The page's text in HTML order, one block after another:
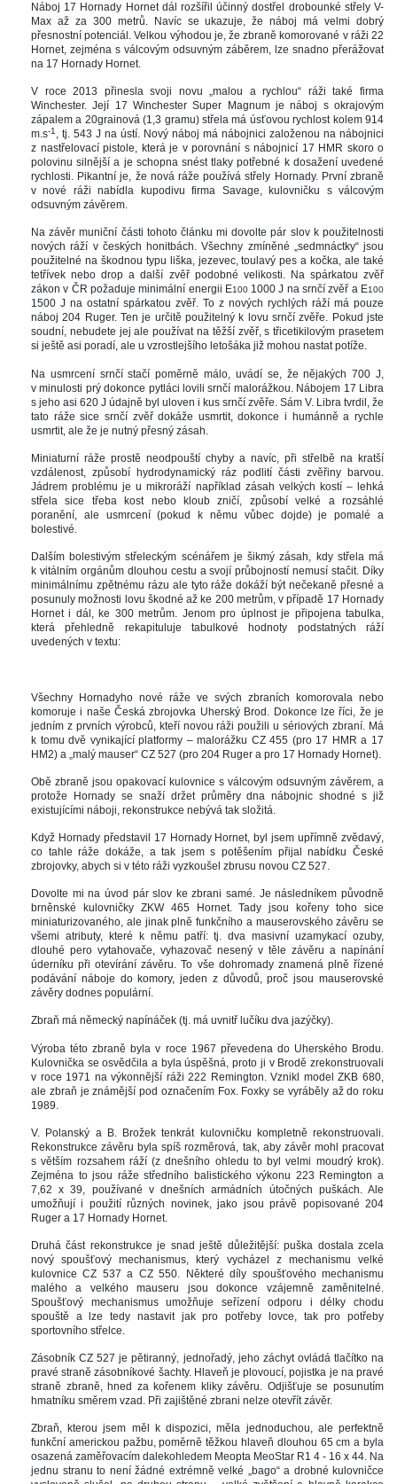
Náboj 17 Hornady Hornet dál rozšířil účinný dostřel drobounké střely V-
Max až za 300 metrů. Navíc se ukazuje, že náboj má velmi dobrý
přesnostní potenciál. Velkou výhodou je, že zbraně komorované v ráži 22
Hornet, zejména s válcovým odsuvným záběrem, lze snadno přerážovat
na 17 Hornady Hornet.
V roce 2013 přinesla svoji novu „malou a rychlou“ ráži také firma
Winchester. Její 17 Winchester Super Magnum je náboj s okrajovým
zápalem a 20grainová (1,3 gramu) střela má úsťovou rychlost kolem 914
m.-1, tj. 543 J na ústí. Nový náboj má nábojnici založenou na nábojnici
z nastřelovací pistole, která je v porovnání s nábojnicí 17 HMR skoro o
polovinu silnější a je schopna snést tlaky potřebné k dosažení uvedené
rychlosti. Pikantní je, že nová ráže používá střely Hornady. První zbraně
v nové ráži nabídla kupodivu firma Savage, kulovničku s válcovým
odsuvným závěrem.
Na závěr muniční části tohoto článku mi dovolte pár slov k použitelnosti
nových ráží v českých honitbách. Všechny zmíněné „sedmnáctky“ jsou
použitelné na škodnou typu liška, jezevec, toulavý pes a kočka, ale také
tetřívek nebo drop a další zvěř podobné velikosti. Na spárkatou zvěř
zákon v ČR požaduje minimální energii E100 1000 J na srnčí zvěř a E100
1500 J na ostatní spárkatou zvěř. To z nových rychlých ráží má pouze
náboj 204 Ruger. Ten je určitě použitelný k lovu srnčí zvěře. Pokud jste
oudní, nebudete jej ale používat na těžší zvěř, s třicetikilovým prasetem
i ještě asi poradí, ale u vzrostlejšího letošáka již mohou nastat potíže.
Na usmrcení srnčí stačí poměrně málo, uvádí se, že nějakých 700 J,
v minulosti prý dokonce pytláci lovili srnčí malorážkou. Nábojem 17 Libra
jeho asi 620 J údajně byl uloven i kus srnčí zvěře. Sám V. Libra tvrdil, že
tato ráže sice srnčí zvěř dokáže usmrtit, dokonce i humánně a rychle
usmrtit, ale že je nutný přesný zásah.
Miniaturní ráže prostě neodpouští chyby a navíc, při střelbě na kratší
vzdálenost, způsobí hydrodynamický ráz podlití části zvěřiny barvou.
Jádrem problému je u mikroráží například zásah velkých kostí – lehká
třela sice třeba kost nebo kloub zničí, způsobí velké a rozsáhlé
poranění, ale usmrcení (pokud k němu vůbec dojde) je pomalé a
bolestivé.
Dalším bolestivým střeleckým scénářem je šikmý zásah, kdy střela má
k vitálním orgánům dlouhou cestu a svojí průbojností nemusí stačit. Díky
minimálnímu zpětnému rázu ale tyto ráže dokáží být nečekaně přesné a
posunuly možnosti lovu škodné až ke 200 metrům, v případě 17 Hornady
Hornet i dál, ke 300 metrům. Jenom pro úplnost je připojena tabulka,
která přehledně rekapituluje tabulkové hodnoty podstatných ráží
uvedených v textu:
Všechny Hornadyho nové ráže ve svých zbraních komorovala nebo
komoruje i naše Česká zbrojovka Uherský Brod. Dokonce lze říci, že je
jedním z prvních výrobců, kteří novou ráži použili u sériových zbraní. Má
k tomu dvě vynikající platformy – malorážku CZ 455 (pro 17 HMR a 17
HM2) a „malý mauser“ CZ 527 (pro 204 Ruger a pro 17 Hornady Hornet).
Obě zbraně jsou opakovací kulovnice s válcovým odsuvným závěrem, a
protože Hornady se snaží držet průměry dna nábojnic shodné s již
existujícími náboji, rekonstrukce nebývá tak složitá.
Když Hornady představil 17 Hornady Hornet, byl jsem upřímně zvědavý,
co tahle ráže dokáže, a tak jsem s potěšením přijal nabídku České
zbrojovky, abych si v této ráži vyzkoušel zbrusu novou CZ 527.
Dovolte mi na úvod pár slov ke zbrani samé. Je následníkem původně
brněnské kulovničky ZKW 465 Hornet. Tady jsou kořeny toho sice
miniaturizovaného, ale jinak plně funkčního a mauserovského závěru se
všemi atributy, které k němu patří: tj. dva masivní uzamykací ozuby,
dlouhé pero vytahovače, vyhazovač nesený v těle závěru a napínání
úderníku při otevírání závěru. To vše dohromady znamená plně řízené
podávání náboje do komory, jeden z důvodů, proč jsou mauserovské
závěry dodnes populární.
Zbraň má německý napínáček (tj. má uvnitř lučíku dva jazýčky).
Výroba této zbraně byla v roce 1967 převedena do Uherského Brodu.
Kulovnička se osvědčila a byla úspěšná, proto ji v Brodě zrekonstruovali
v roce 1971 na výkonnější ráži 222 Remington. Vznikl model ZKB 680,
ale zbraň je známější pod označením Fox. Foxky se vyráběly až do roku
1989.
V. Polanský a B. Brožek tenkrát kulovničku kompletně rekonstruovali.
Rekonstrukce závěru byla spíš rozměrová, tak, aby závěr mohl pracovat
větším rozsahem ráží (z dnešního ohledu to byl velmi moudrý krok).
Zejména to jsou ráže středního balistického výkonu 223 Remington a
7,62 x 39, používané v dnešních armádních útočných puškách. Ale
umožňují i použití různých novinek, jako jsou právě popisované 204
Ruger a 17 Hornady Hornet.
Druhá část rekonstrukce je snad ještě důležitější: puška dostala zcela
nový spoušťový mechanismus, který vycházel z mechanismu velké
kulovnice CZ 537 a CZ 550. Některé díly spoušťového mechanismu
malého a velkého mauseru jsou dokonce vzájemně zaměnitelné.
Spoušťový mechanismus umožňuje seřízení odporu i délky chodu
pouště a lze tedy nastavit jak pro potřeby lovce, tak pro potřeby
portovního střelce.
Zásobník CZ 527 je pětiranný, jednořadý, jeho záchyt ovládá tlačítko na
pravé straně zásobníkové šachty. Hlaveň je plovoucí, pojistka je na pravé
traně zbraně, hned za kořenem kliky závěru. Odjišťuje se posunutím
hmatníku směrem vzad. Při zajištěné zbrani nelze otevřít závěr.
Zbraň, kterou jsem měl k dispozici, měla jednoduchou, ale perfektně
funkční americkou pažbu, poměrně těžkou hlaveň dlouhou 65 cm a byla
osazená zaměřovacím dalekohledem Meopta MeoStar R1 4 - 16 x 44. Na
jednu stranu to není žádné extrémně velké „bago“ a drobné kulovničce